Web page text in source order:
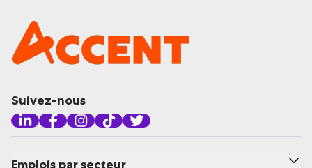
Suivez-nous
Emplois par secteur